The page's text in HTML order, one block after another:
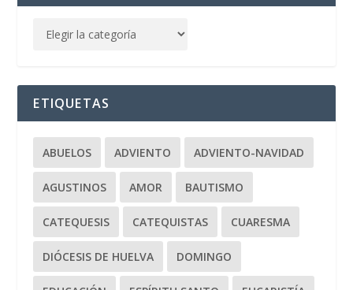
ETIQUETAS
ABUELOS ADVIENTO ADVIENTO-NAVIDAD
AGUSTINOS AMOR BAUTISMO
CATEQUESIS CATEQUISTAS CUARESMA
DIÓCESIS DE HUELVA DOMINGO